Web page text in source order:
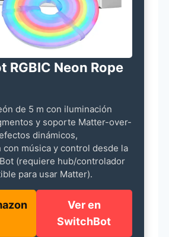
RGBIC Neon Rope
de 5 m con iluminación
y soporte Matter-over-
dinámicos,
con música y control desde la
(requiere hub/controlador
para usar Matter).
Ver en
SwitchBot